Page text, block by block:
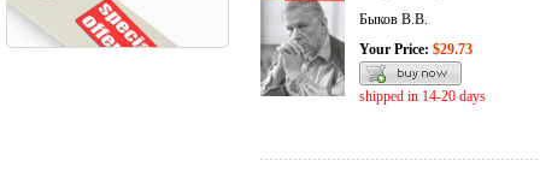
Быков В.В.
Your Price: $29.73
shipped in 14-20 days